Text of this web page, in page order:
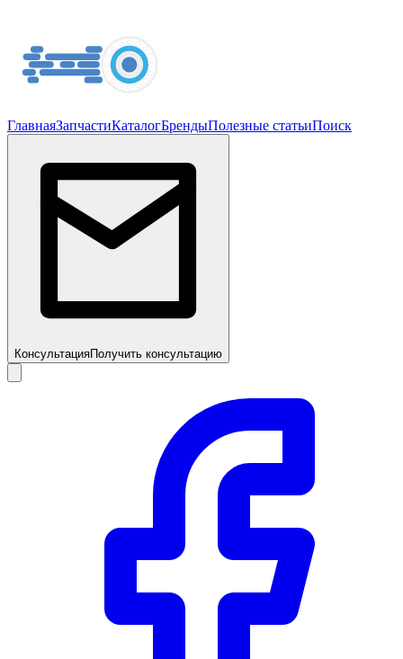
ГлавнаяЗапчастиКаталогБрендыПолезные статьиПоиск
КонсультацияПолучить консультацию